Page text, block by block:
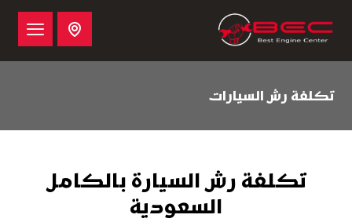
تكلفة رش السيارات
تكلفة رش السيارة بالكامل
السعودية